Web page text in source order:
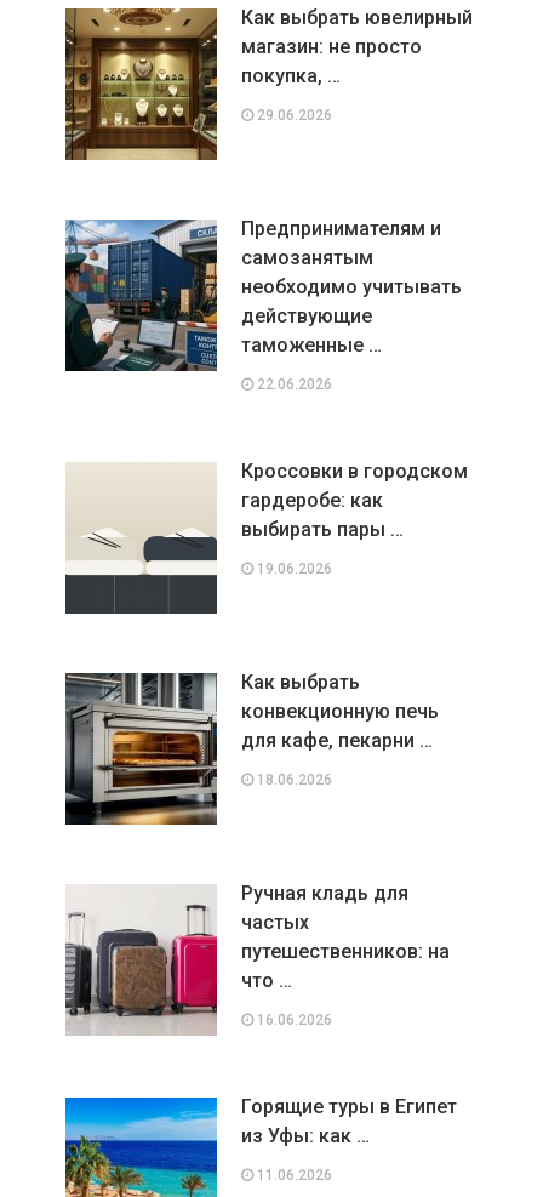
Как выбрать ювелирный
магазин: не просто
покупка, …
29.06.2026
Предпринимателям и
самозанятым
необходимо учитывать
действующие
таможенные …
22.06.2026
Кроссовки в городском
гардеробе: как
выбирать пары …
19.06.2026
Как выбрать
конвекционную печь
для кафе, пекарни …
18.06.2026
Ручная кладь для
частых
путешественников: на
что …
16.06.2026
Горящие туры в Египет
из Уфы: как …
11.06.2026